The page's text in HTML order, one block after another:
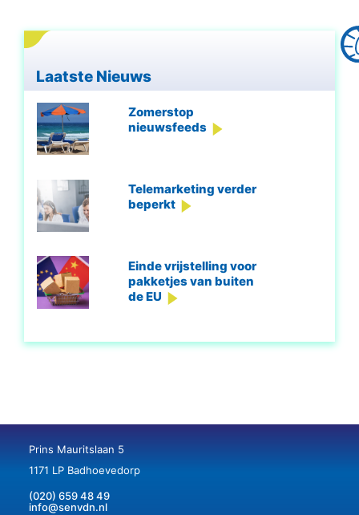
Laatste Nieuws
Zomerstop
nieuwsfeeds
Telemarketing verder
beperkt
Einde vrijstelling voor
pakketjes van buiten
de EU
Prins Mauritslaan 5
1171 LP Badhoevedorp
(020) 659 48 49
info@senvdn.nl